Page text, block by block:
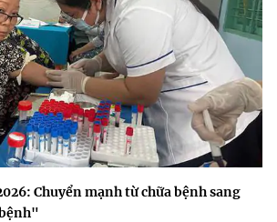
Chuyển mạnh từ chữa bệnh sang